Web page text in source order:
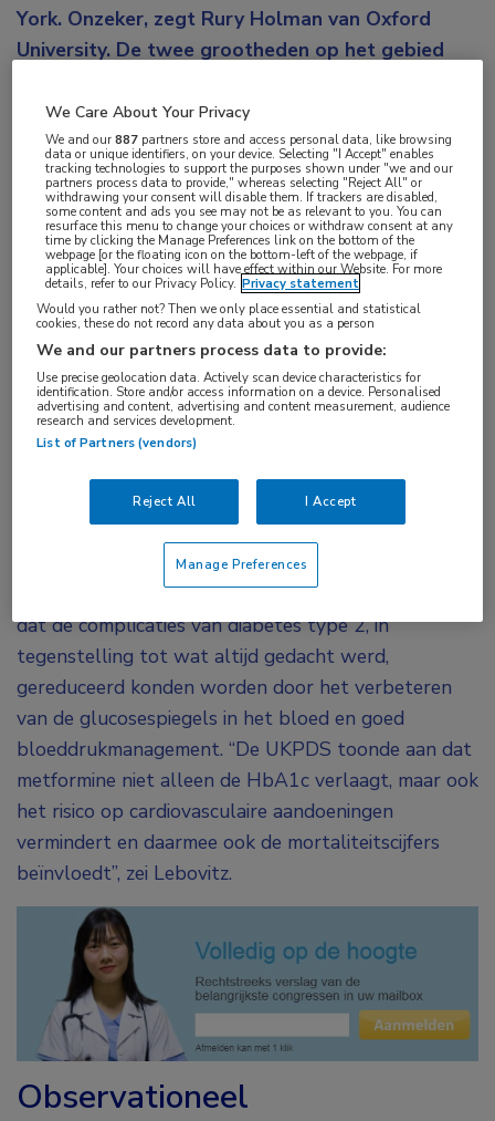
York. Onzeker, zegt Rury Holman van Oxford
University. De twee grootheden op het gebied
op het congres van de European Association for
the Study of Diabetes in Wenen.
Het bewijs voor de werking en veiligheid metformine
is onduidelijk, stelde Holman. “Als het wel geheel
duidelijk was dan zouden we hier vandaag niet
tegenover elkaar staan”, zei hij. Maar Lebovitz liet
zich daar niet door uit het veld slaan. Hij werd niet
moe te benadrukken dat er talloze studies zijn
gedaan die het effect en de veiligheid van het middel
ruimschoots aantonen. Hij wees daarbij onder meer
op de grote UK Prospective Diabetes Study
uitgebreid in The Lancet gepubliceerd werden. Het
was een gerandomiseerde multicenter trial waar
5102 patiënten met diabetes type 2 aan
deelnamen. De studie duurde 20 jaar en toonde aan
dat de complicaties van diabetes type 2, in
tegenstelling tot wat altijd gedacht werd,
gereduceerd konden worden door het verbeteren
van de glucosespiegels in het bloed en goed
bloeddrukmanagement. “De UKPDS toonde aan dat
metformine niet alleen de HbA1c verlaagt, maar ook
het risico op cardiovasculaire aandoeningen
vermindert en daarmee ook de mortaliteitscijfers
beïnvloedt”, zei Lebovitz.
Observationeel
We Care About Your Privacy
We and our887 partners store and access personal data, like browsing
data or unique identifiers, on your device. Selecting "I Accept" enables
tracking technologies to support the purposes shown under "we and our
partners process data to provide," whereas selecting "Reject All" or
withdrawing your consent will disable them. If trackers are disabled,
some content and ads you see may not be as relevant to you. You can
resurface this menu to change your choices or withdraw consent at any
time by clicking the Manage Preferences link on the bottom of the
webpage [or the floating icon on the bottom-left of the webpage, if
applicable]. Your choices will have effect within our Website. For more
details, refer to our Privacy Policy. Privacy statement
Would you rather not? Then we only place essential and statistical
cookies, these do not record any data about you as a person
We and our partners process data to provide:
Use precise geolocation data. Actively scan device characteristics for
identification. Store and/or access information on a device. Personalised
advertising and content, advertising and content measurement, audience
research and services development.
List of Partners (vendors)
Reject All I Accept
Manage Preferences